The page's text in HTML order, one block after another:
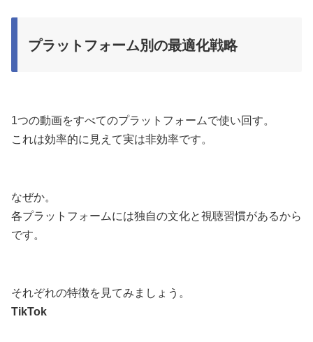
プラットフォーム別の最適化戦略
1つの動画をすべてのプラットフォームで使い回す。
これは効率的に見えて実は非効率です。
なぜか。
各プラットフォームには独自の文化と視聴習慣があるから
です。
それぞれの特徴を見てみましょう。
TikTok